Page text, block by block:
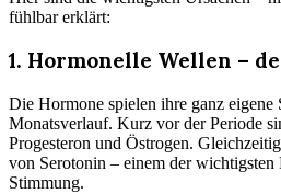
fühlbar erklärt:
1. Hormonelle Wellen –
Die Hormone spielen ihre ganz eigene
Monatsverlauf. Kurz vor der Periode
Progesteron und Östrogen.
von Serotonin – einem der wichtigsten
Stimmung.